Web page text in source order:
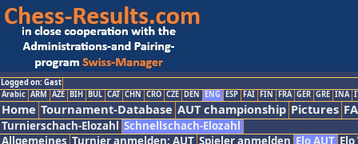
Logged on: Gast
Arabic ARM AZE BIH BUL CAT CHN CRO CZE DEN ENG ESP FAI FIN FRA GER GRE INA
Home Tournament-Database AUT championship Pictures
Turnierschach-Elozahl Schnellschach-Elozahl
Allgemeines Turnier anmelden: AUT Spieler anmelden Elo AUT